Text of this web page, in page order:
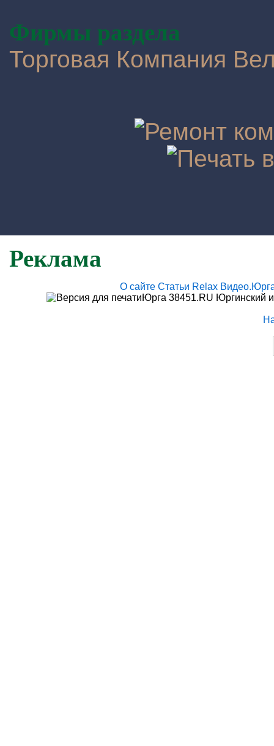
Фирмы раздела
Торговая Компания
Реклама
О сайте Статьи Relax
Юрга 38451.RU Юргинский